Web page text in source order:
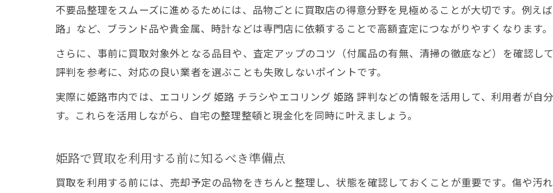
姫路で買取を成功させる流れを順番に解説
買取の流れを把握して失敗を防ぐ姫路のコツ
スムーズな買取手続きのための姫路流ポイント
姫路の買取は事前準備が失敗回避のカギ
買取を安心して進める姫路での流れの全体像
口コミを活かした賢い買取活用術
買取を有利に進めるための口コミ活用術
不要品整理をスムーズに進めるためには、品物ごとに買取店の得意分野を見極めることが大切です。例え
路」など、ブランド品や貴金属、時計などは専門店に依頼することで高額査定につながりやすくなります。
さらに、事前に買取対象外となる品目や、査定アップのコツ（付属品の有無、清掃の徹底など）を確認し
評判を参考に、対応の良い業者を選ぶことも失敗しないポイントです。
実際に姫路市内では、エコリング 姫路 チラシやエコリング 姫路 評判などの情報を活用して、利用者が自
す。これらを活用しながら、自宅の整理整頓と現金化を同時に叶えましょう。
姫路で買取を利用する前に知るべき準備点
買取を利用する前には、売却予定の品物をきちんと整理し、状態を確認しておくことが重要です。傷や汚